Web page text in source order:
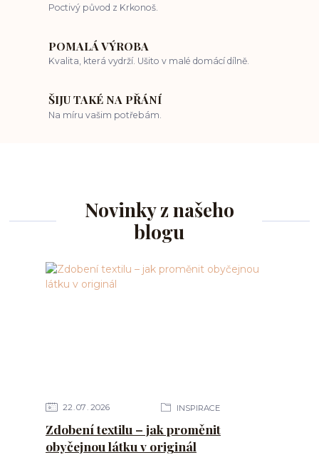
Poctivý původ z Krkonoš.
POMALÁ VÝROBA
Kvalita, která vydrží. Ušito v malé domácí dílně.
ŠIJU TAKÉ NA PŘÁNÍ
Na míru vašim potřebám.
Novinky z našeho
blogu
22 07 2026 INSPIRACE
Zdobení textilu – jak proměnit
obyčejnou látku v originál